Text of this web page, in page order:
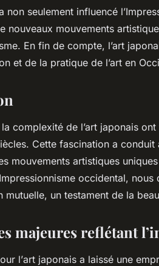
non seulement influencé
nouveaux mouvements
En fin de compte, l’art
et de la pratique de l’art en
complexité de l’art japonais
Cette fascination a
mouvements artistiques
occidental,
mutuelle, un testament de la
majeures reflétant
l’art japonais a laissé une